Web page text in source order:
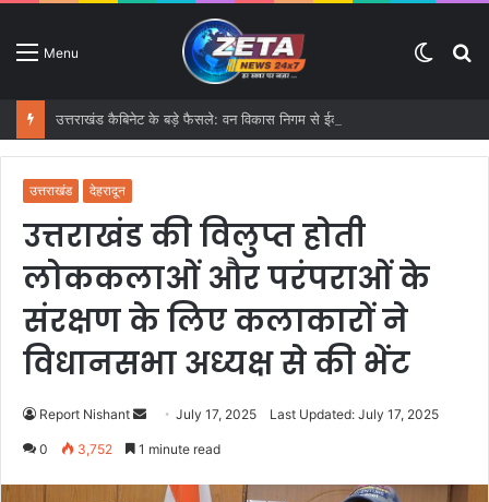
Menu
Switch
उत्तराखंड देहरादून
उत्तराखंड की विलुप्त होती
लोककलाओं और परंपराओं के
संरक्षण के लिए कलाकारों ने
विधानसभा अध्यक्ष से की भेंट
Report Nishant July 17, 2025 Last Updated: July 17, 2025
0 3,752 1 minute read